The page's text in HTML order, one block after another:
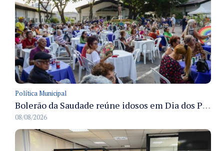
Política Municipal
Bolerão da Saudade reúne idosos em Dia dos Pais promovido pela Fundação Dr. Thomas em Manaus
08/08/2026